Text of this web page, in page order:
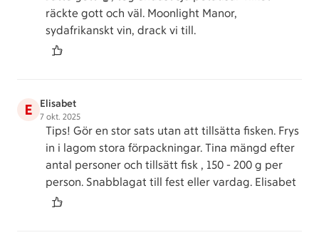
räckte gott och väl. Moonlight Manor,
sydafrikanskt vin, drack vi till.
E Elisabet
7 okt. 2025
Tips! Gör en stor sats utan att tillsätta fisken. Frys
in i lagom stora förpackningar. Tina mängd efter
antal personer och tillsätt fisk , 150 - 200 g per
person. Snabblagat till fest eller vardag. Elisabet